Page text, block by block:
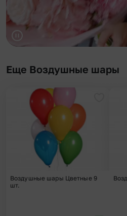
Еще Воздушные шары
Воздушные шары Цветные 9
шт.